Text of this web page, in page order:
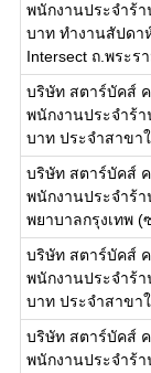
พนักงานประจำร้า
บาท ทำงานสัปดา
Intersect ถ.พระร
บริษัท สตาร์บัคส์
พนักงานประจำร้า
บาท ประจำสาขา
บริษัท สตาร์บัคส์
พนักงานประจำร้า
พยาบาลกรุงเทพ (
บริษัท สตาร์บัคส์
พนักงานประจำร้า
บาท ประจำสาขา
บริษัท สตาร์บัคส์
พนักงานประจำร้